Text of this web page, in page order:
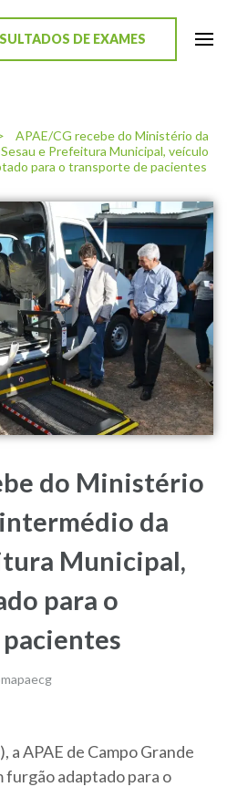
DE EXAMES
APAE/CG recebe do Ministério da
e Prefeitura Municipal, veículo
para o transporte de pacientes
do Ministério
da
Municipal,
para o
a APAE de Campo Grande
furgão adaptado para o